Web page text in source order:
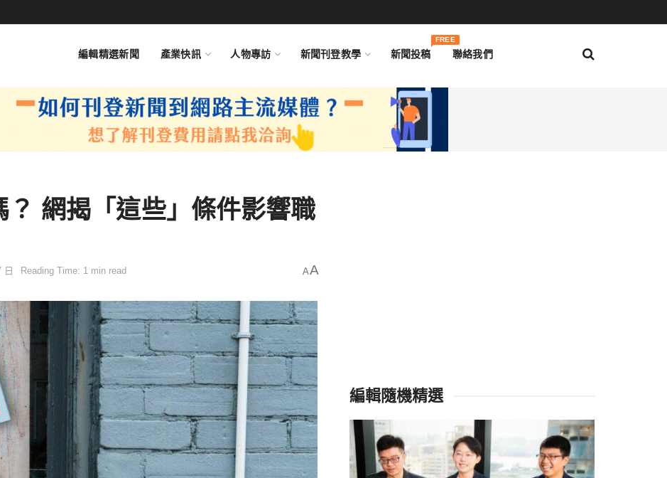
編輯精選新聞 產業快訊 人物專訪 新聞刊登教學 新聞投稿
FREE
聯絡我們
網揭「這些」條件影響職
日 Reading Time: 1 min read AA
編輯隨機精選